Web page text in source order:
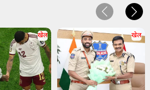
खेल खेल